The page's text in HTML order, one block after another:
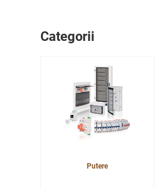
Categorii
Putere